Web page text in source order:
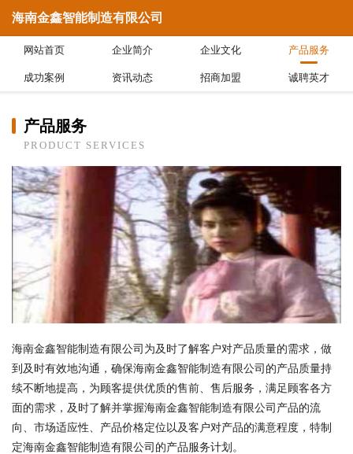
海南金鑫智能制造有限公司
网站首页 企业简介 企业文化 产品服务
成功案例 资讯动态 招商加盟 诚聘英才
产品服务
PRODUCT SERVICES
海南金鑫智能制造有限公司为及时了解客户对产品质量的需求，做
到及时有效地沟通，确保海南金鑫智能制造有限公司的产品质量持
续不断地提高，为顾客提供优质的售前、售后服务，满足顾客各方
面的需求，及时了解并掌握海南金鑫智能制造有限公司产品的流
向、市场适应性、产品价格定位以及客户对产品的满意程度，特制
定海南金鑫智能制造有限公司的产品服务计划。